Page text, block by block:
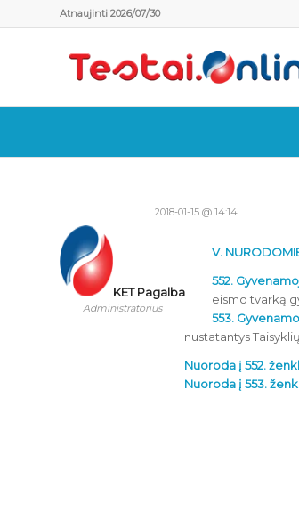
Atnaujinti 2026/07/30
2018-01-15 @ 14:14
KET Pagalba
Administratorius
V.
552.
eismo tvarką
553.
nustatantys
Nuoroda į 552.
Nuoroda į 553.